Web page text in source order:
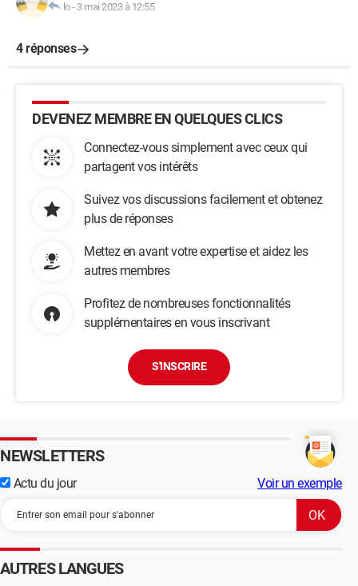
lo- 3 mai 2023 à 12:55
4 réponses
DEVENEZ MEMBRE EN QUELQUES CLICS
Connectez-vous simplement avec ceux qui
partagent vos intérêts
Suivez vos discussions facilement et obtenez
plus de réponses
Mettez en avant votre expertise et aidez les
autres membres
Profitez de nombreuses fonctionnalités
supplémentaires en vous inscrivant
S'INSCRIRE
NEWSLETTERS
Actu du jour Voir un exemple
AUTRES LANGUES